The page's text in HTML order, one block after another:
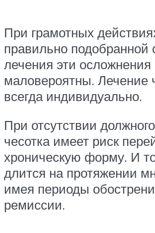
При грамотных
правильно подобранной
лечения эти осложнения
маловероятны. Лечение
всегда индивидуально.
При отсутствии
чесотка имеет риск
хроническую форму. И
длится на протяжении
имея периоды
ремиссии.